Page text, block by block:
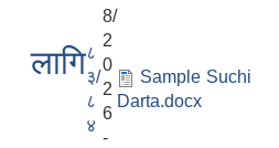
८
३/
८
४
8/
2
0
2
6
-
Sample Suchi
Darta.docx